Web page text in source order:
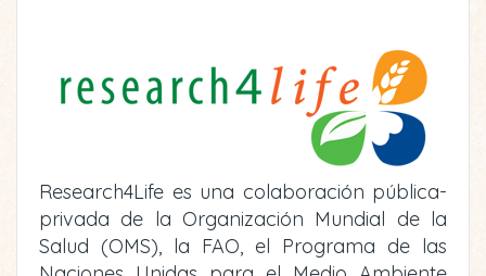
Research4Life es una colaboración pública-
privada de la Organización Mundial de la
Salud (OMS), la FAO, el Programa de las